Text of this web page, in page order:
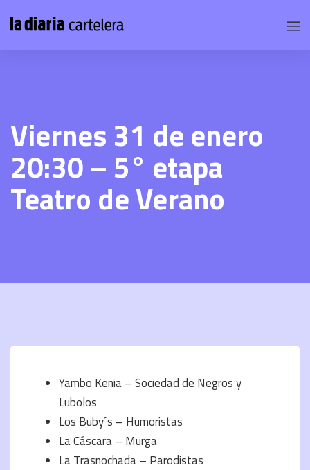
Viernes 31 de enero
20:30 – 5° etapa
Teatro de Verano
Yambo Kenia – Sociedad de Negros y
Lubolos
Los Buby´s – Humoristas
La Cáscara – Murga
La Trasnochada – Parodistas